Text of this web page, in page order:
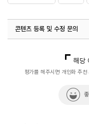
콘텐츠 등록 및 수정 문의
해당
평가를 해주시면 개인화 추